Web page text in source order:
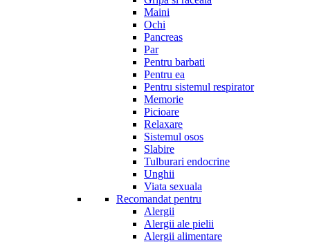
Maini
Ochi
Pancreas
Par
Pentru barbati
Pentru ea
Pentru sistemul respirator
Memorie
Picioare
Relaxare
Sistemul osos
Slabire
Tulburari endocrine
Unghii
Viata sexuala
Recomandat pentru
Alergii
Alergii ale pielii
Alergii alimentare